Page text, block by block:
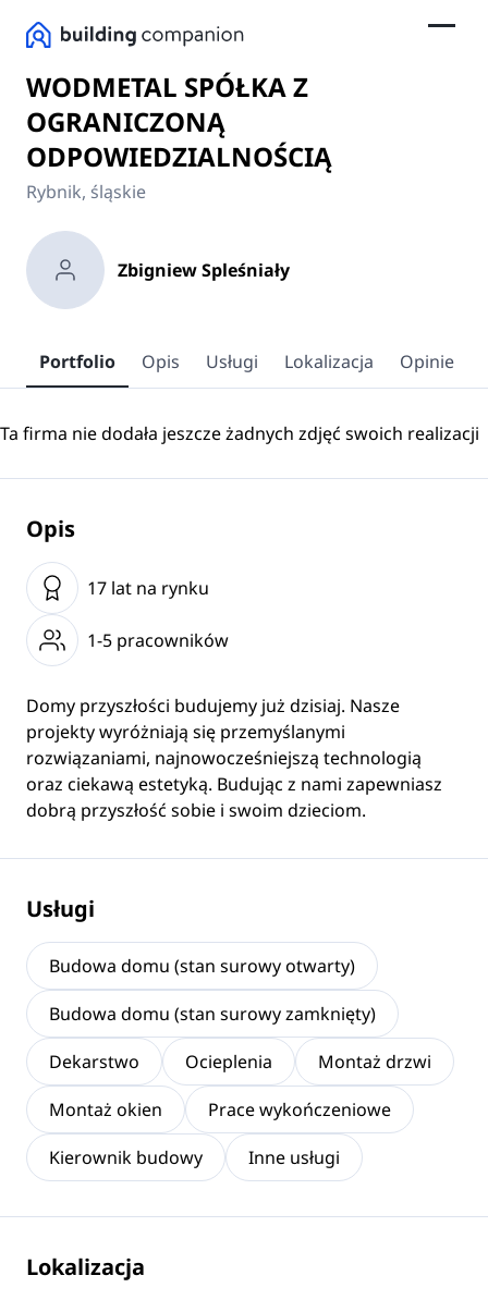
WODMETAL SPÓŁKA Z
OGRANICZONĄ
ODPOWIEDZIALNOŚCIĄ
Rybnik, śląskie
Zbigniew Spleśniały
Portfolio Opis Usługi Lokalizacja Opinie
Ta firma nie dodała jeszcze żadnych zdjęć swoich realizacji
Opis
17 lat na rynku
1-5 pracowników
Domy przyszłości budujemy już dzisiaj. Nasze
projekty wyróżniają się przemyślanymi
rozwiązaniami, najnowocześniejszą technologią
oraz ciekawą estetyką. Budując z nami zapewniasz
dobrą przyszłość sobie i swoim dzieciom.
Usługi
Budowa domu (stan surowy otwarty)
Budowa domu (stan surowy zamknięty)
Dekarstwo
Ocieplenia
Montaż drzwi
Montaż okien
Prace wykończeniowe
Kierownik budowy
Inne usługi
Lokalizacja